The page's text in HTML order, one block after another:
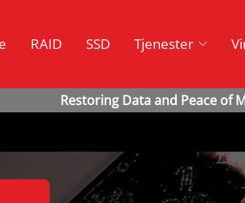
RAID SSD Tjenester